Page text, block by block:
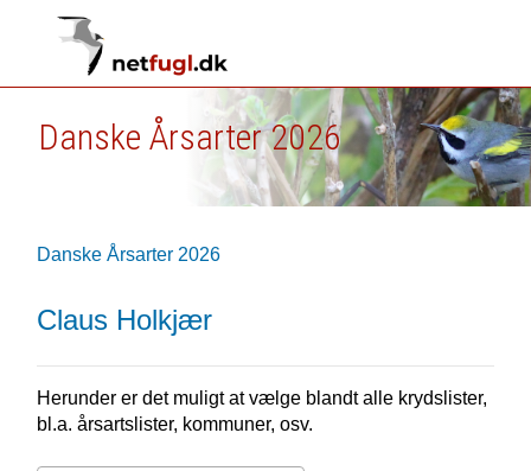
Danske Årsarter 2026
Danske Årsarter 2026
Claus Holkjær
Herunder er det muligt at vælge blandt alle krydslister,
bl.a. årsartslister, kommuner, osv.